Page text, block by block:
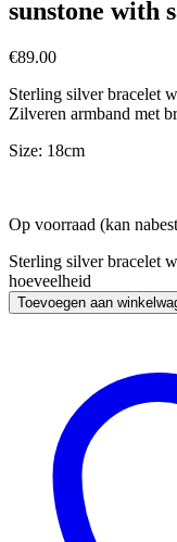
sunstone with
€89.00
Sterling silver bracelet
Zilveren armband met
Size: 18cm
Op voorraad (kan
Sterling silver bracelet
hoeveelheid
Toevoegen aan